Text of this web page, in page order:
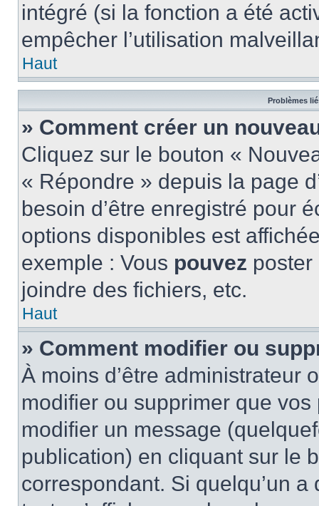
intégré (si la fonction a été
empêcher l’utilisation
Haut
Problèmes
» Comment créer un
Cliquez sur le bouton «
« Répondre » depuis la page
besoin d’être enregistré pour
options disponibles est
exemple : Vous pouvez
joindre des fichiers, etc.
Haut
» Comment modifier ou
À moins d’être administrateur
modifier ou supprimer que
modifier un message
publication) en cliquant sur le
correspondant. Si quelqu’un